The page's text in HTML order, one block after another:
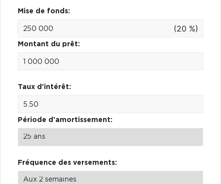
Mise de fonds:
(20 %)
Montant du prêt:
Taux d'intérêt:
Période d'amortissement:
Fréquence des versements: